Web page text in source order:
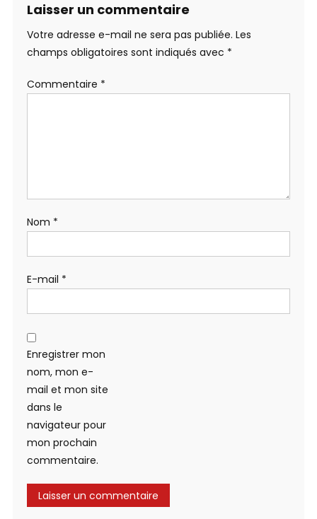
Laisser un commentaire
Votre adresse e-mail ne sera pas publiée. Les
champs obligatoires sont indiqués avec *
Commentaire *
Nom *
E-mail *
Enregistrer mon
nom, mon e-
mail et mon site
dans le
navigateur pour
mon prochain
commentaire.